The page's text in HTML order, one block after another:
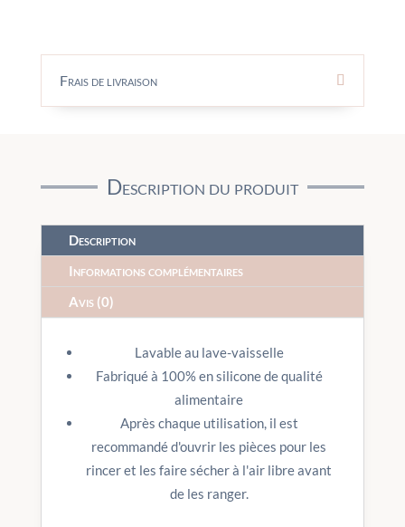
Frais de livraison
Description du produit
Description
Informations complémentaires
Avis (0)
Lavable au lave-vaisselle
Fabriqué à 100% en silicone de qualité
alimentaire
Après chaque utilisation, il est
recommandé d'ouvrir les pièces pour les
rincer et les faire sécher à l'air libre avant
de les ranger.